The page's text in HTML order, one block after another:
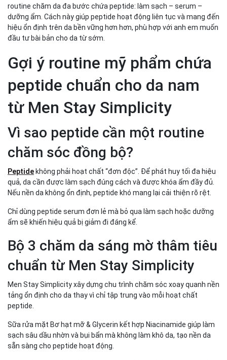
routine chăm da đa bước chứa peptide: làm sạch – serum –
dưỡng ẩm. Cách này giúp peptide hoạt động liên tục và mang đến
hiệu ổn định trên da bền vững hơn hơn, phù hợp với anh em muốn
đầu tư bài bản cho da từ sớm.
Gợi ý routine mỹ phẩm chứa
peptide chuẩn cho da nam
từ Men Stay Simplicity
Vì sao peptide cần một routine
chăm sóc đồng bộ?
Peptide không phải hoạt chất “đơn độc”. Để phát huy tối đa hiệu
quả, da cần được làm sạch đúng cách và được khóa ẩm đầy đủ.
Nếu nền da không ổn định, peptide khó mang lại cải thiện rõ rệt.
Chỉ dùng peptide serum đơn lẻ mà bỏ qua làm sạch hoặc dưỡng
ẩm sẽ khiến hiệu quả bị giảm đi đáng kể.
Bộ 3 chăm da sáng mờ thâm tiêu
chuẩn từ Men Stay Simplicity
Men Stay Simplicity xây dựng chu trình chăm sóc xoay quanh nền
tảng ổn định cho da thay vì chỉ tập trung vào mỗi hoạt chất
peptide.
Sữa rửa mặt Bơ hạt mỡ & Glycerin kết hợp Niacinamide giúp làm
sạch sâu dầu nhờn và bụi bẩn mà không làm khô da, tạo nền da
sẵn sàng cho peptide hoạt động.